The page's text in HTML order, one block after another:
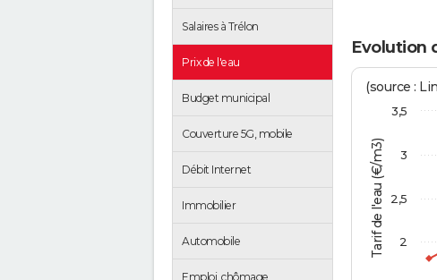
Salaires à Trélon
Prix de l'eau
Budget municipal
Couverture 5G, mobile
Débit Internet
Immobilier
Automobile
Emploi, chômage
Evolution
Tarif de l'eau (€/m3)
(source :
2
2,5
3
3,5